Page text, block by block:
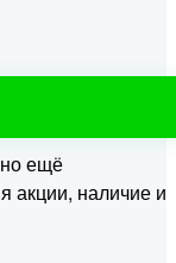
ещё
акции, наличие и